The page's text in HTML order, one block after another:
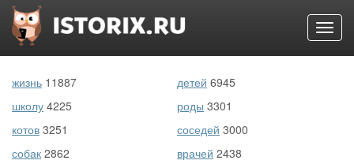
Перейти
основному
содержанию
жизнь 11887 детей 6945
школу 4225 роды 3301
котов 3251 соседей 3000
собак 2862 врачей 2438